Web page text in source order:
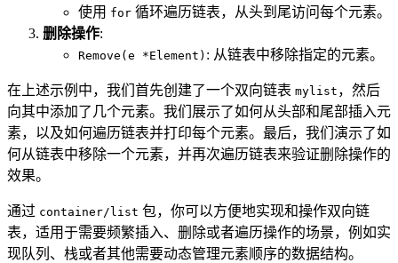
使用 for 循环遍历链表，从头到尾访问每个元素。
删除操作:
Remove(e *Element) : 从链表中移除指定的元素。
在上述示例中，我们首先创建了一个双向链表 mylist ，然后
向其中添加了几个元素。我们展示了如何从头部和尾部插入元
素，以及如何遍历链表并打印每个元素。最后，我们演示了如
何从链表中移除一个元素，并再次遍历链表来验证删除操作的
效果。
通过 container/list 包，你可以方便地实现和操作双向链
表，适用于需要频繁插入、删除或者遍历操作的场景，例如实
现队列、栈或者其他需要动态管理元素顺序的数据结构。